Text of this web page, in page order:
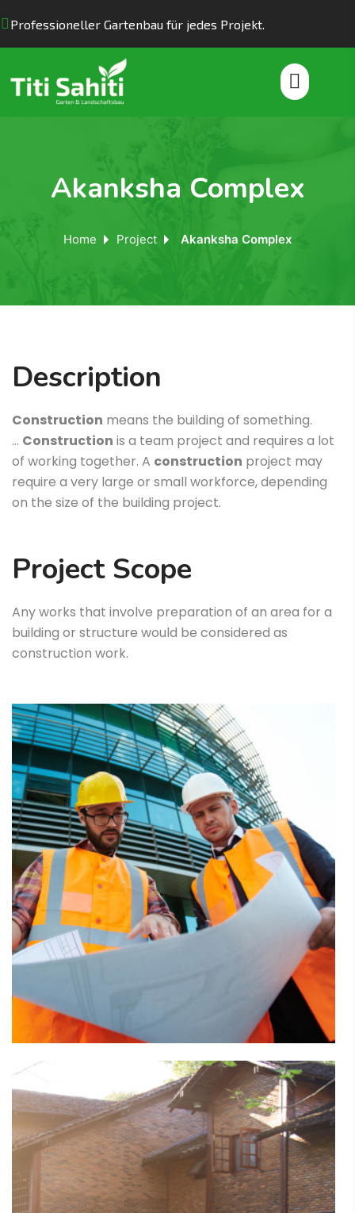
Professioneller Gartenbau für jedes Projekt.
Akanksha Complex
Home Project Akanksha Complex
Description
Construction means the building of something.
… Construction is a team project and requires a lot
of working together. A construction project may
require a very large or small workforce, depending
on the size of the building project.
Project Scope
Any works that involve preparation of an area for a
building or structure would be considered as
construction work.